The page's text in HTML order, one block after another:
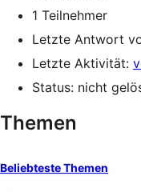
1 Teilnehmer
Letzte Antwort
Letzte Aktivität:
Status: nicht
Themen
Beliebteste Themen